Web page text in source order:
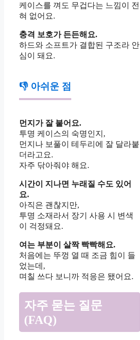
케이스를 껴도 무겁다는 느낌이 전
혀 없어요.
충격 보호가 든든해요.
하드와 소프트가 결합된 구조라 안
심이 돼요.
👎 아쉬운 점
먼지가 잘 붙어요.
투명 케이스의 숙명인지,
먼지나 보풀이 테두리에 잘 달라붙
더라고요.
자주 닦아줘야 해요.
시간이 지나면 누래질 수도 있어
요.
아직은 괜찮지만,
투명 소재라서 장기 사용 시 변색
이 걱정돼요.
여는 부분이 살짝 빡빡해요.
처음에는 뚜껑 열 때 조금 힘이 들
었는데,
며칠 쓰다 보니까 적응은 됐어요.
자주 묻는 질문
(FAQ)